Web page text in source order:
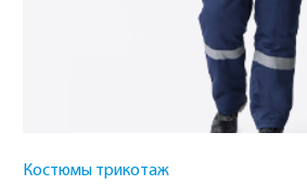
Костюмы трикотаж